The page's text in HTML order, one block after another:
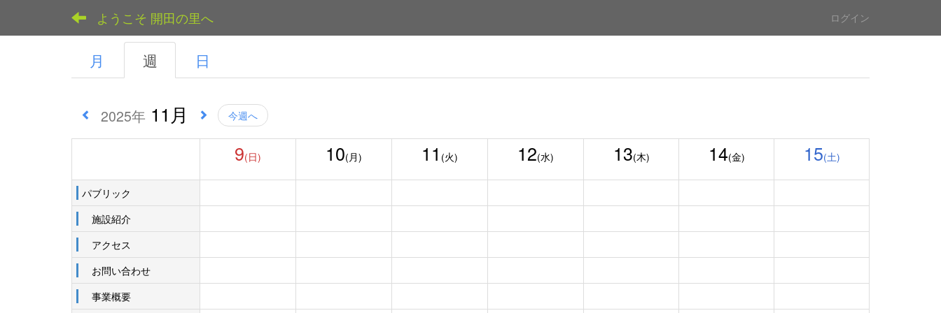
ようこそ 開田の里へ ログイン
月 週 日
2025年 11月 今週へ
9(日) 10(月) 11 (火) 12(水) 13(木) 14(金) 15(土)
パブリック
施設紹介
アクセス
お問い合わせ
事業概要